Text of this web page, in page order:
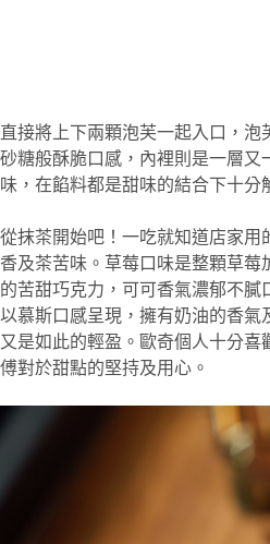
直接將上下兩顆泡芙一起入口，泡
砂糖般酥脆口感，內裡則是一層又
味，在餡料都是甜味的結合下十分
從抹茶開始吧！一吃就知道店家用
香及茶苦味。草莓口味是整顆草莓
的苦甜巧克力，可可香氣濃郁不
以慕斯口感呈現，擁有奶油的香氣
又是如此的輕盈。歐奇個人十分喜
傅對於甜點的堅持及用心。